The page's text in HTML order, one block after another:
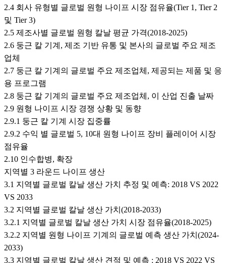
2.4 회사 유형별 글로벌 원형 나이프 시장 점유율(Tier 1, Tier 2
및 Tier 3)
2.5 제조사별 글로벌 원형 칼날 평균 가격(2018-2025)
2.6 둥근 칼 기계, 제조 기반 유통 및 본사의 글로벌 주요 제조
업체
2.7 둥근 칼 기계의 글로벌 주요 제조업체, 제공되는 제품 및 응
용 프로그램
2.8 둥근 칼 기계의 글로벌 주요 제조업체, 이 산업 진출 날짜
2.9 원형 나이프 시장 경쟁 상황 및 동향
2.9.1 둥근 칼 기계 시장 집중률
2.9.2 수익 별 글로벌 5, 10대 원형 나이프 장비 플레이어 시장
점유율
2.10 인수합병, 확장
지역별 3 라운드 나이프 생산
3.1 지역별 글로벌 칼날 생산 가치 추정 및 예측: 2018 VS 2022
VS 2033
3.2 지역별 글로벌 칼날 생산 가치(2018-2033)
3.2.1 지역별 글로벌 칼날 생산 가치 시장 점유율(2018-2025)
3.2.2 지역별 원형 나이프 기계의 글로벌 예측 생산 가치(2024-
2033)
3.3 지역별 글로벌 칼날 생산 견적 및 예측 : 2018 VS 2022 VS